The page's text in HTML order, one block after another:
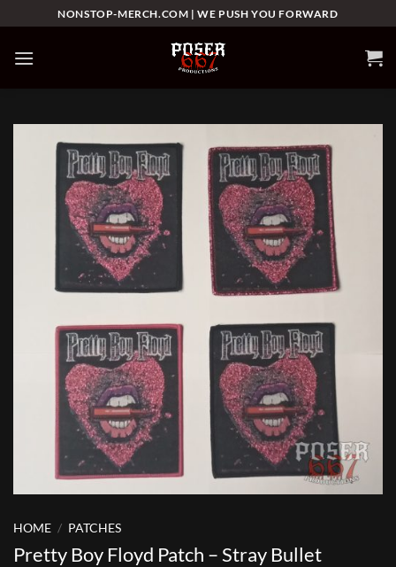
to
content
NONSTOP-MERCH.COM | WE PUSH YOU FORWARD
HOME / PATCHES
Pretty Boy Floyd Patch – Stray Bullet